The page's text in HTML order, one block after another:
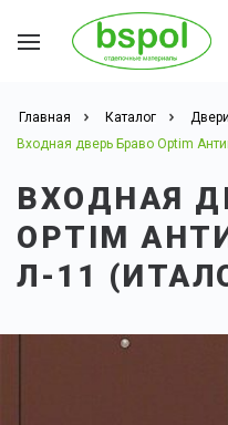
Главная Каталог Двери
Входная дверь Браво Optim
ВХОДНАЯ
OPTIM
Л-11